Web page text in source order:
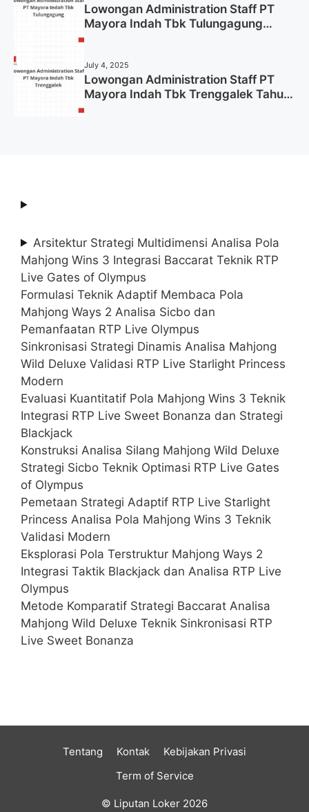
Lowongan Administration Staff PT
Mayora Indah Tbk Tulungagung
July 4, 2025
Lowongan Administration Staff PT
Mayora Indah Tbk Trenggalek Tahun
Arsitektur Strategi Multidimensi Analisa Pola
Mahjong Wins 3 Integrasi Baccarat Teknik RTP
Live Gates of Olympus
Formulasi Teknik Adaptif Membaca Pola
Mahjong Ways 2 Analisa Sicbo dan
Pemanfaatan RTP Live Olympus
Sinkronisasi Strategi Dinamis Analisa Mahjong
Wild Deluxe Validasi RTP Live Starlight Princess
Modern
Evaluasi Kuantitatif Pola Mahjong Wins 3 Teknik
Integrasi RTP Live Sweet Bonanza dan Strategi
Blackjack
Konstruksi Analisa Silang Mahjong Wild Deluxe
Strategi Sicbo Teknik Optimasi RTP Live Gates
of Olympus
Pemetaan Strategi Adaptif RTP Live Starlight
Princess Analisa Pola Mahjong Wins 3 Teknik
Validasi Modern
Eksplorasi Pola Terstruktur Mahjong Ways 2
Integrasi Taktik Blackjack dan Analisa RTP Live
Olympus
Metode Komparatif Strategi Baccarat Analisa
Mahjong Wild Deluxe Teknik Sinkronisasi RTP
Live Sweet Bonanza
Tentang Kontak
Kebijakan Privasi
Term of Service
© Liputan Loker 2026